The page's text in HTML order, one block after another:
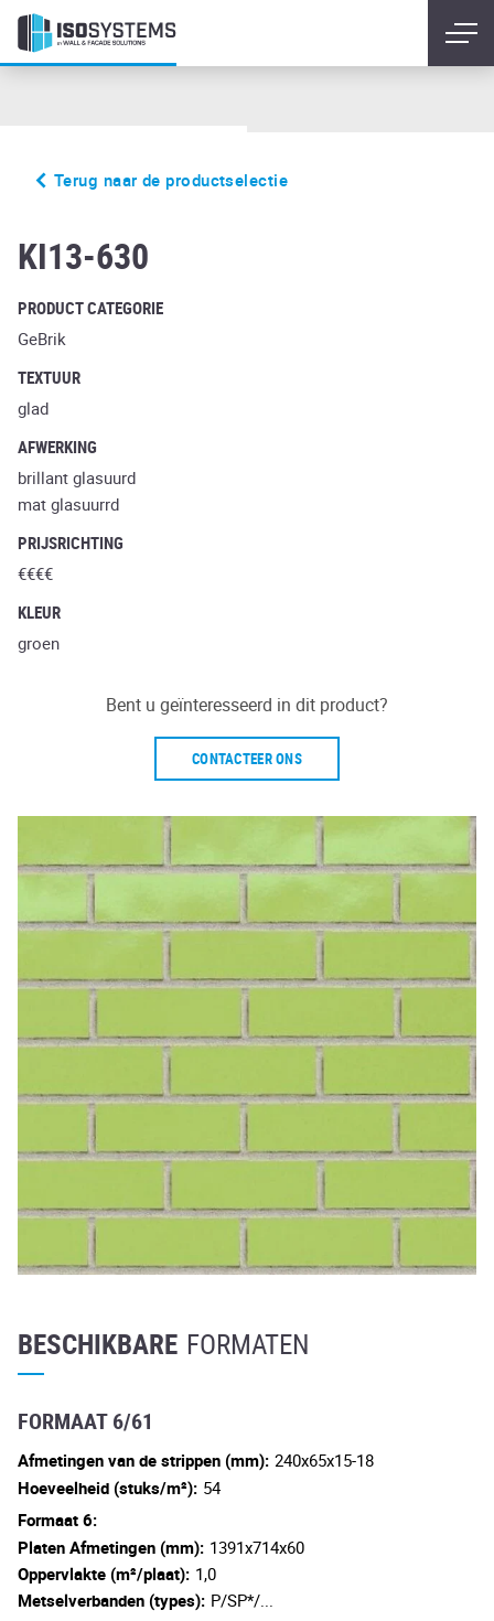
Terug naar de productselectie
KI13-630
PRODUCT CATEGORIE
GeBrik
TEXTUUR
glad
AFWERKING
brillant glasuurd
mat glasuurrd
PRIJSRICHTING
€€€€
KLEUR
groen
Bent u geïnteresseerd in dit product?
CONTACTEER ONS
BESCHIKBARE FORMATEN
FORMAAT 6/61
Afmetingen van de strippen (mm): 240x65x15-18
Hoeveelheid (stuks/m²): 54
Formaat 6:
Platen Afmetingen (mm): 1391x714x60
Oppervlakte (m²/plaat): 1,0
Metselverbanden (types): P/SP*/...